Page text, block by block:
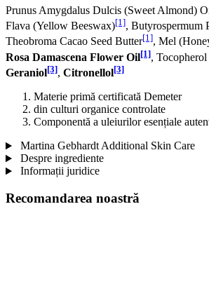
Prunus Amygdalus Dulcis (Sweet Almond)
Flava (Yellow Beeswax)[1], Butyrospermum
Theobroma Cacao Seed Butter[1], Mel
Rosa Damascena Flower Oil[1],
Geraniol[3], Citronellol[3]
Materie primă certificată Demeter
din culturi organice controlate
Componentă a uleiurilor esențiale
Martina Gebhardt Additional Skin Care
Despre ingrediente
Informații juridice
Recomandarea noastră